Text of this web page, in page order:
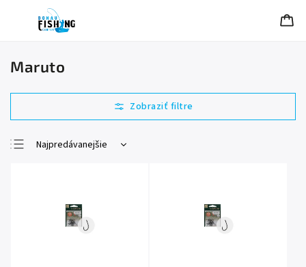
Maruto
Najpredávanejšie
Abecedne